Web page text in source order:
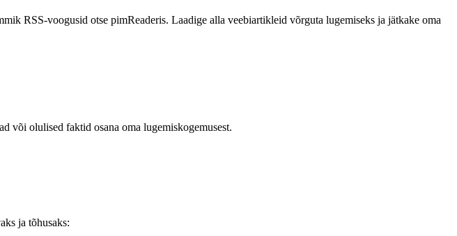
RSS-voogusid otse pimReaderis. Laadige alla veebiartikleid võrguta lugemiseks ja jätkake oma
või olulised faktid osana oma lugemiskogemusest.
ja tõhusaks: